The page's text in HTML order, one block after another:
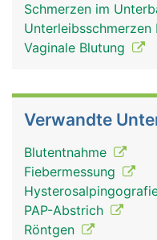
Schmerzen im
Unterleibsschmerzen
Vaginale Blutung
Verwandte
Blutentnahme
Fiebermessung
PAP-Abstrich
Röntgen